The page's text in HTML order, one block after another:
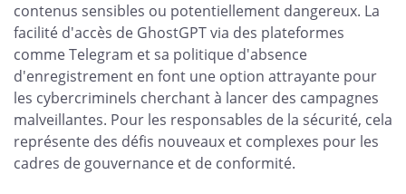
contenus sensibles ou potentiellement dangereux. La
facilité d'accès de GhostGPT via des plateformes
comme Telegram et sa politique d'absence
d'enregistrement en font une option attrayante pour
les cybercriminels cherchant à lancer des campagnes
malveillantes. Pour les responsables de la sécurité, cela
représente des défis nouveaux et complexes pour les
cadres de gouvernance et de conformité.